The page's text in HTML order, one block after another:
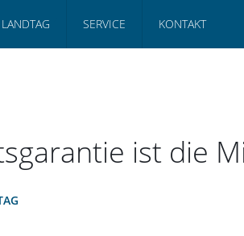
SERVICE KONTAKT
ist die